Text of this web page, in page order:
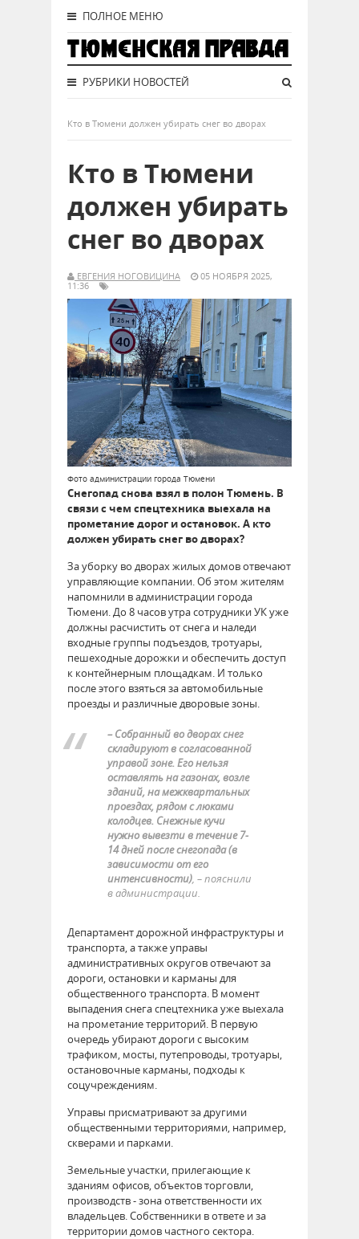
ПОЛНОЕ МЕНЮ
РУБРИКИ НОВОСТЕЙ
Кто в Тюмени должен убирать снег во дворах
Кто в Тюмени
должен убирать
снег во дворах
ЕВГЕНИЯ НОГОВИЦИНА
05 НОЯБРЯ 2025,
11:36
Фото администрации города Тюмени
Снегопад снова взял в полон Тюмень. В
связи с чем спецтехника выехала на
прометание дорог и остановок. А кто
должен убирать снег во дворах?
За уборку во дворах жилых домов отвечают
управляющие компании. Об этом жителям
напомнили в администрации города
Тюмени. До 8 часов утра сотрудники УК уже
должны расчистить от снега и наледи
входные группы подъездов, тротуары,
пешеходные дорожки и обеспечить доступ
к контейнерным площадкам. И только
после этого взяться за автомобильные
проезды и различные дворовые зоны.
– Собранный во дворах снег
складируют в согласованной
управой зоне. Его нельзя
оставлять на газонах, возле
зданий, на межквартальных
проездах, рядом с люками
колодцев. Снежные кучи
нужно вывезти в течение 7-
14 дней после снегопада (в
зависимости от его
интенсивности), – пояснили
в администрации.
Департамент дорожной инфраструктуры и
транспорта, а также управы
административных округов отвечают за
дороги, остановки и карманы для
общественного транспорта. В момент
выпадения снега спецтехника уже выехала
на прометание территорий. В первую
очередь убирают дороги с высоким
трафиком, мосты, путепроводы, тротуары,
остановочные карманы, подходы к
соцучреждениям.
Управы присматривают за другими
общественными территориями, например,
скверами и парками.
Земельные участки, прилегающие к
зданиям офисов, объектов торговли,
производств - зона ответственности их
владельцев. Собственники в ответе и за
территории домов частного сектора.